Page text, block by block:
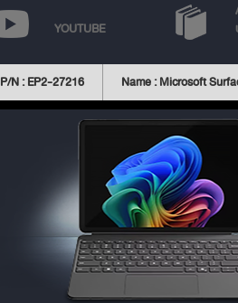
YOUTUBE
P/N : EP2-27216 Name : Microsoft